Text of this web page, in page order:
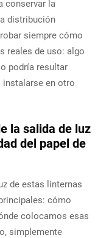
conservar la
distribución
siempre cómo
reales de uso: algo
podría resultar
instalarse en otro
la salida de luz
del papel de
de estas linternas
cómo
colocamos esas
simplemente